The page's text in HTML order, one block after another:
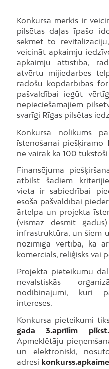
Konkursa mērķis ir
pilsētas daļas īpašo
sekmēt to
veicināt apkaimju
apkaimju attīstībā,
atvērtu mijiedarbes
radošu kopdarbības
pašvaldībai iegūt
nepieciešamajiem
svarīgi Rīgas pilsētas
Konkursa nolikums
īstenošanai
ne vairāk kā 100 tūkstoši
Finansējuma
atbilst šādiem
vieta ir sabiedrībai
esoša pašvaldībai
ārtelpa un projekta
(vismaz desmit
infrastruktūra, un šiem
nozīmīga vērtība, kā
komerciāls, reliģisks vai
Projekta pieteikumu
nevalstiskās
nodibinājumi, kuri
intereses.
Konkursa pieteikumi
gada 3.aprīlim
Apmeklētāju
un elektroniski,
adresi